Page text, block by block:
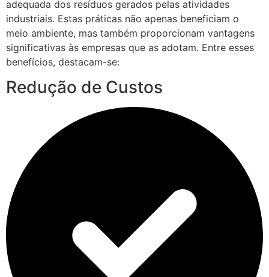
adequada dos resíduos gerados pelas atividades
industriais. Estas práticas não apenas beneficiam o
meio ambiente, mas também proporcionam vantagens
significativas às empresas que as adotam. Entre esses
benefícios, destacam-se:
Redução de Custos